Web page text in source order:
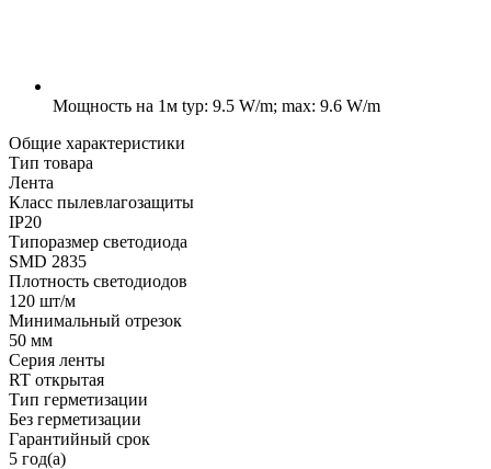
Мощность на 1м typ: 9.5 W/m; max: 9.6 W/m
Общие характеристики
Тип товара
Лента
Класс пылевлагозащиты
IP20
Типоразмер светодиода
SMD 2835
Плотность светодиодов
120 шт/м
Минимальный отрезок
50 мм
Серия ленты
RT открытая
Тип герметизации
Без герметизации
Гарантийный срок
5 год(а)